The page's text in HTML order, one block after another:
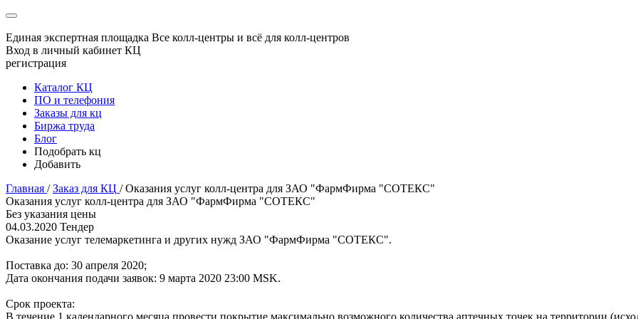
Единая экспертная площадка Все колл-центры и всё для колл-центров
Вход в личный кабинет КЦ
регистрация
Каталог КЦ
ПО и телефония
Заказы для кц
Биржа труда
Блог
Подобрать кц
Добавить
Главная / Заказ для КЦ / Оказания услуг колл-центра для ЗАО "ФармФирма "СОТЕКС"
Оказания услуг колл-центра для ЗАО "ФармФирма "СОТЕКС"
Без указания цены
04.03.2020 Тендер
Оказание услуг телемаркетинга и других нужд ЗАО "ФармФирма "СОТЕКС".
Поставка до: 30 апреля 2020;
Дата окончания подачи заявок: 9 марта 2020 23:00 MSK.
Срок проекта:
В течение 1 календарного месяца провести покрытие максимально возможного количества аптечных точек на территории